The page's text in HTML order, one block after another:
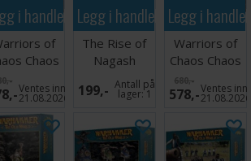
i handlekurven
of
Chaos
Ventes inn
21.08.2026
Legg i handlekurven
The Rise of
Nagash
(Paperback)
199,- Antall på
lager:1
Legg i
Warriors of
Chaos Chaos
Knights
680,-
578,-Ventes inn
21.08.2026